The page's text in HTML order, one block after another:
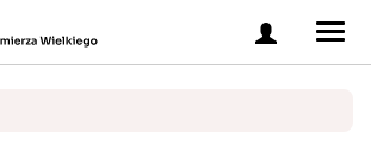
Zaloguj
się